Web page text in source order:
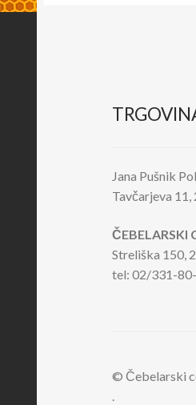
Jana Pušnik
Tavčarjeva
ČEBELARSKI
Streliška 150,
tel: 02/331-
© Čebelarski
.